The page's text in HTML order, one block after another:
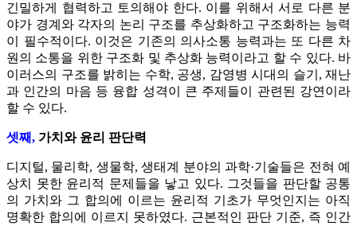
긴밀하게 협력하고 토의해야 한다. 이를 위해서 서로 다른 분
야가 경계와 각자의 논리 구조를 추상화하고 구조화하는 능력
이 필수적이다. 이것은 기존의 의사소통 능력과는 또 다른 차
원의 소통을 위한 구조화 및 추상화 능력이라고 할 수 있다. 바
이러스의 구조를 밝히는 수학, 공생, 감영병 시대의 슬기, 재난
과 인간의 마음 등 융합 성격이 큰 주제들이 관련된 강연이라
할 수 있다.
셋째, 가치와 윤리 판단력
디지털, 물리학, 생물학, 생태계 분야의 과학·기술들은 전혀 예
상치 못한 윤리적 문제들을 낳고 있다. 그것들을 판단할 공통
의 가치와 그 합의에 이르는 윤리적 기초가 무엇인지는 아직
명확한 합의에 이르지 못하였다. 근본적인 판단 기준, 즉 인간